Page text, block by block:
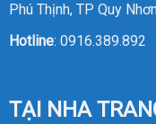
Phú Thịnh, TP Quy
Hotline: 0916.389.892
TẠI NHA